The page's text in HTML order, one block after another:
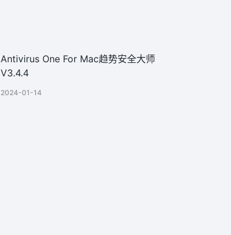
Antivirus One For Mac趋势安全大师
V3.4.4
2024-01-14